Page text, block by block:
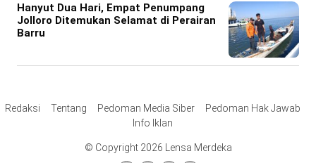
Hanyut Dua Hari, Empat Penumpang
Jolloro Ditemukan Selamat di Perairan
Barru
Redaksi Tentang Pedoman Media Siber
Pedoman Hak Jawab
Info Iklan
© Copyright 2026 Lensa Merdeka